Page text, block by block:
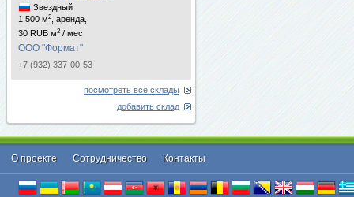
Звездный
1 500 м2
, аренда,
30 RUB м2 / мес
ООО "Формат"
+7 (932) 337-00-53
посмотреть все склады
добавить склад
О проекте Cотрудничество Контакты